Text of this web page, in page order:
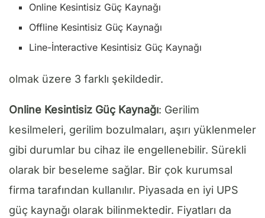
Online Kesintisiz Güç Kaynağı
Offline Kesintisiz Güç Kaynağı
Line-İnteractive Kesintisiz Güç Kaynağı
olmak üzere 3 farklı şekildedir.
Online Kesintisiz Güç Kaynağı: Gerilim
kesilmeleri, gerilim bozulmaları, aşırı yüklenmeler
gibi durumlar bu cihaz ile engellenebilir. Sürekli
olarak bir beseleme sağlar. Bir çok kurumsal
firma tarafından kullanılır. Piyasada en iyi UPS
güç kaynağı olarak bilinmektedir. Fiyatları da